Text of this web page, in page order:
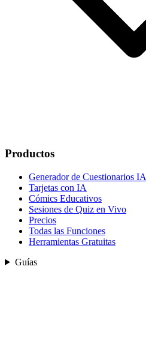
Productos
Generador de Cuestionarios IA
Tarjetas con IA
Cómics Educativos
Sesiones de Quiz en Vivo
Precios
Todas las Funciones
Herramientas Gratuitas
Guías